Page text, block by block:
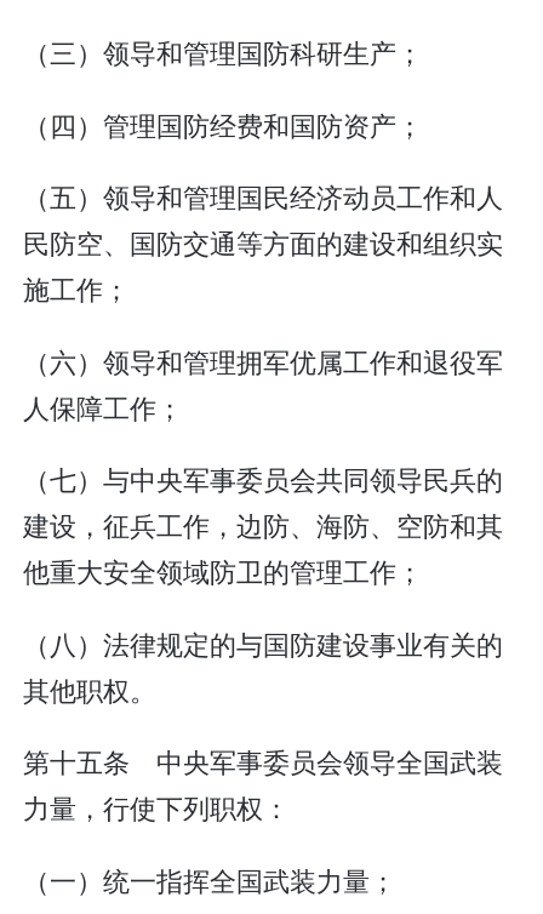
（三）领导和管理国防科研生产；
（四）管理国防经费和国防资产；
（五）领导和管理国民经济动员工作和人
民防空、国防交通等方面的建设和组织实
施工作；
（六）领导和管理拥军优属工作和退役军
人保障工作；
（七）与中央军事委员会共同领导民兵的
建设，征兵工作，边防、海防、空防和其
他重大安全领域防卫的管理工作；
（八）法律规定的与国防建设事业有关的
其他职权。
第十五条 中央军事委员会领导全国武装
力量，行使下列职权：
（一）统一指挥全国武装力量；